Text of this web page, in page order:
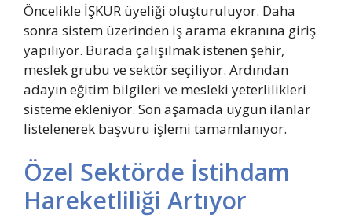
Öncelikle İŞKUR üyeliği oluşturuluyor. Daha
sonra sistem üzerinden iş arama ekranına giriş
yapılıyor. Burada çalışılmak istenen şehir,
meslek grubu ve sektör seçiliyor. Ardından
adayın eğitim bilgileri ve mesleki yeterlilikleri
sisteme ekleniyor. Son aşamada uygun ilanlar
listelenerek başvuru işlemi tamamlanıyor.
Özel Sektörde İstihdam
Hareketliliği Artıyor